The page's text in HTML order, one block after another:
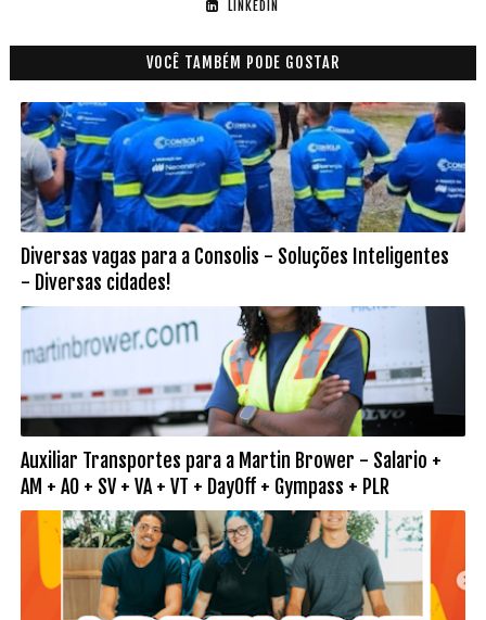
LINKEDIN
VOCÊ TAMBÉM PODE GOSTAR
Diversas vagas para a Consolis - Soluções Inteligentes
- Diversas cidades!
Auxiliar Transportes para a Martin Brower - Salario +
AM + AO + SV + VA + VT + DayOff + Gympass + PLR